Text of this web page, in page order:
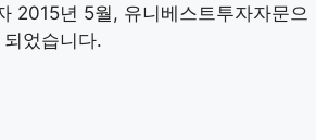
2015년 5월, 유니베스트투자자문으
었습니다.